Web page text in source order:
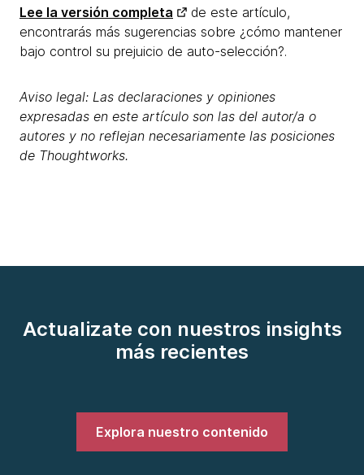
Lee la versión completa
de este artículo,
encontrarás más sugerencias sobre ¿cómo mantener
bajo control su prejuicio de auto-selección?.
Aviso legal: Las declaraciones y opiniones
expresadas en este artículo son las del autor/a o
autores y no reflejan necesariamente las posiciones
de Thoughtworks.
Actualizate con nuestros insights
más recientes
Explora nuestro contenido